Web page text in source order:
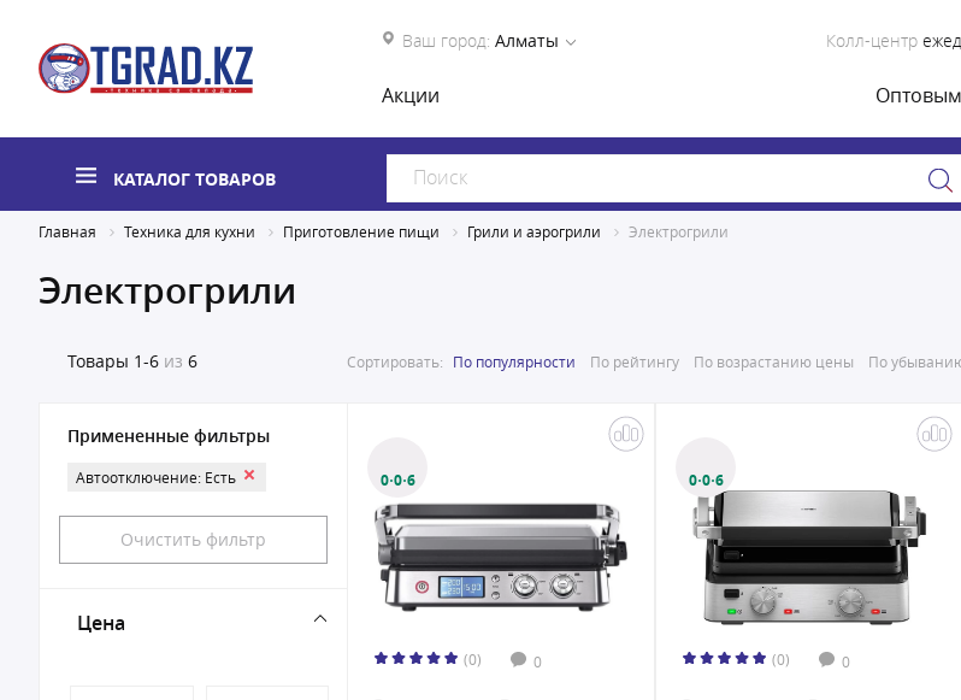
Ваш город: Алматы Колл-центр
Акции
КАТАЛОГ ТОВАРОВ
Главная Техника для кухни Приготовление пищи Грили и аэрогрили Электрогрили
Электрогрили
Товары 1-6 из 6 Сортировать: По популярности По рейтингу По возрастанию цены По
Примененные фильтры
Автоотключение: Есть
Очистить фильтр
Цена
0·0·6
(0) 0
0·0·6
(0) 0